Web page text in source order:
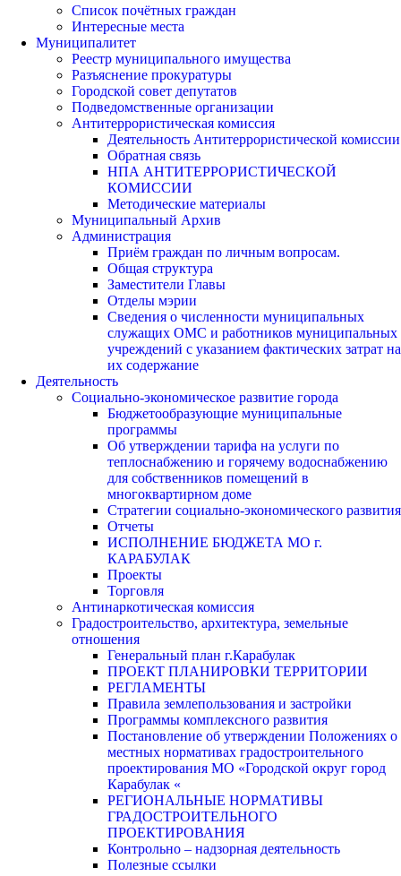
Список почётных граждан
Интересные места
Муниципалитет
Реестр муниципального имущества
Разъяснение прокуратуры
Городской совет депутатов
Подведомственные организации
Антитеррористическая комиссия
Деятельность Антитеррористической комиссии
Обратная связь
НПА АНТИТЕРРОРИСТИЧЕСКОЙ
КОМИССИИ
Методические материалы
Муниципальный Архив
Администрация
Приём граждан по личным вопросам.
Общая структура
Заместители Главы
Отделы мэрии
Сведения о численности муниципальных
служащих ОМС и работников муниципальных
учреждений с указанием фактических затрат на
их содержание
Деятельность
Социально-экономическое развитие города
Бюджетообразующие муниципальные
программы
Об утверждении тарифа на услуги по
теплоснабжению и горячему водоснабжению
для собственников помещений в
многоквартирном доме
Стратегии социально-экономического развития
Отчеты
ИСПОЛНЕНИЕ БЮДЖЕТА МО г.
КАРАБУЛАК
Проекты
Торговля
Антинаркотическая комиссия
Градостроительство, архитектура, земельные
отношения
Генеральный план г.Карабулак
ПРОЕКТ ПЛАНИРОВКИ ТЕРРИТОРИИ
РЕГЛАМЕНТЫ
Правила землепользования и застройки
Программы комплексного развития
Постановление об утверждении Положениях о
местных нормативах градостроительного
проектирования МО «Городской округ город
Карабулак «
РЕГИОНАЛЬНЫЕ НОРМАТИВЫ
ГРАДОСТРОИТЕЛЬНОГО
ПРОЕКТИРОВАНИЯ
Контрольно – надзорная деятельность
Полезные ссылки